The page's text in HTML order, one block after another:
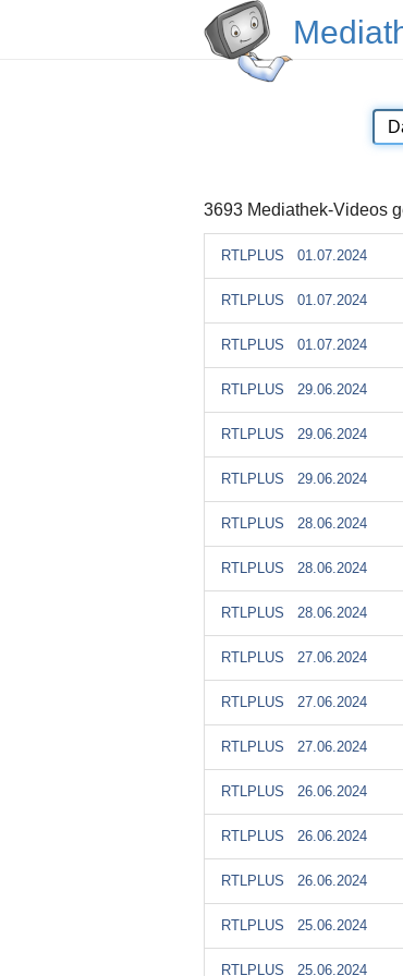
3693 Mediathek-Videos
RTLPLUS 01.07.2024
RTLPLUS 01.07.2024
RTLPLUS 01.07.2024
RTLPLUS 29.06.2024
RTLPLUS 29.06.2024
RTLPLUS 29.06.2024
RTLPLUS 28.06.2024
RTLPLUS 28.06.2024
RTLPLUS 28.06.2024
RTLPLUS 27.06.2024
RTLPLUS 27.06.2024
RTLPLUS 27.06.2024
RTLPLUS 26.06.2024
RTLPLUS 26.06.2024
RTLPLUS 26.06.2024
RTLPLUS 25.06.2024
RTLPLUS 25.06.2024